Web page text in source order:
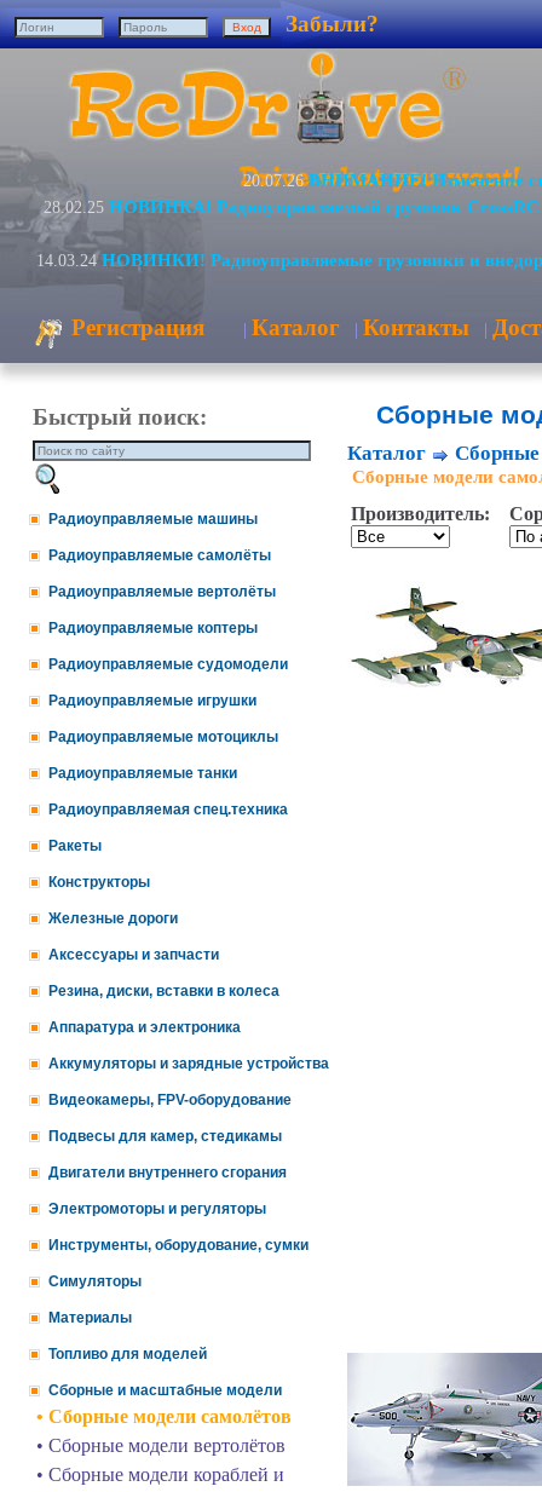
Забыли?
20.07.26 ВНИМАНИЕ! Изменение
28.02.25 НОВИНКА! Радиоуправляемый грузовик
14.03.24 НОВИНКИ! Радиоуправляемые грузовики и
Регистрация | Каталог | Контакты |
Быстрый поиск:
Радиоуправляемые машины
Радиоуправляемые самолёты
Радиоуправляемые вертолёты
Радиоуправляемые коптеры
Радиоуправляемые судомодели
Радиоуправляемые игрушки
Радиоуправляемые мотоциклы
Радиоуправляемые танки
Радиоуправляемая спец.техника
Ракеты
Конструкторы
Железные дороги
Аксессуары и запчасти
Резина, диски, вставки в колеса
Аппаратура и электроника
Аккумуляторы и зарядные устройства
Видеокамеры, FPV-оборудование
Подвесы для камер, стедикамы
Двигатели внутреннего сгорания
Электромоторы и регуляторы
Инструменты, оборудование, сумки
Симуляторы
Материалы
Топливо для моделей
Сборные и масштабные модели
• Сборные модели самолётов
• Сборные модели вертолётов
• Сборные модели кораблей и
Сборные
Каталог
Сборные модели
Производитель: